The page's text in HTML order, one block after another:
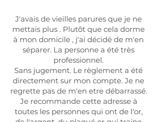
J'avais de vieilles parures que je ne
mettais plus . Plutôt que cela dorme
à mon domicile , j'ai décidé de m'en
séparer. La personne a été très
professionnel.
Sans jugement. Le règlement a été
directement sur mon compte. Je ne
regrette pas de m'en etre débarrassé.
Je recommande cette adresse à
toutes les personnes qui ont de l'or,